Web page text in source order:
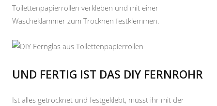
Toilettenpapierrollen verkleben und mit einer
Wäscheklammer zum Trocknen festklemmen.
UND FERTIG IST DAS DIY FERNROHR
Ist alles getrocknet und festgeklebt, müsst ihr mit der